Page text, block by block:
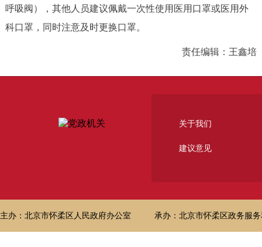
呼吸阀），其他人员建议佩戴一次性使用医用口罩或医用外
科口罩，同时注意及时更换口罩。
责任编辑：王鑫培
关于我们
建议意见
主办：北京市怀柔区人民政府办公室 承办：北京市怀柔区政务服